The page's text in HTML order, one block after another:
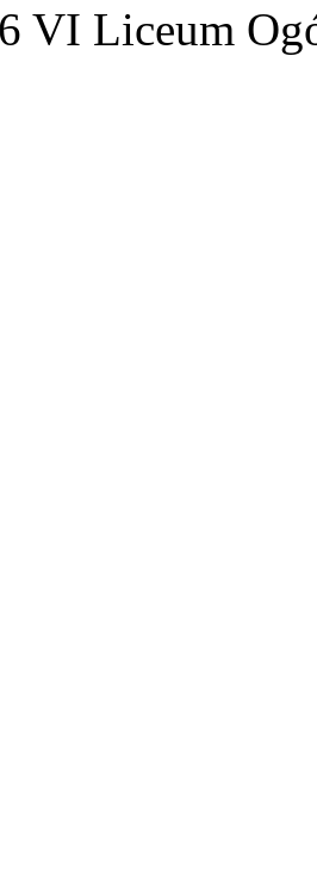
VI Liceum